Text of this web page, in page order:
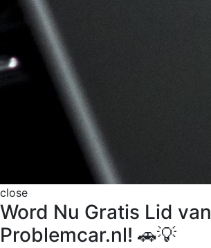
close
Word Nu Gratis Lid van
Problemcar.nl! 🚗💡